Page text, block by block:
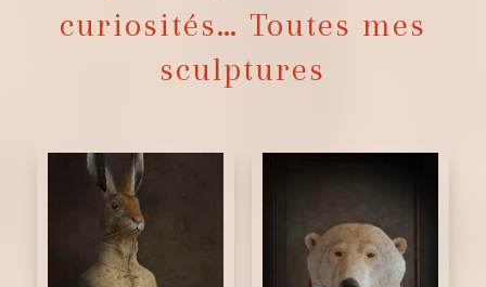
curiosités… Toutes mes
sculptures